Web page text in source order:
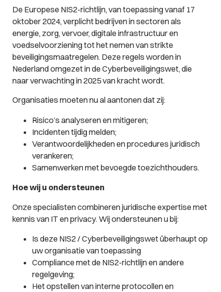
De Europese NIS2-richtlijn, van toepassing vanaf 17
oktober 2024, verplicht bedrijven in sectoren als
energie, zorg, vervoer, digitale infrastructuur en
voedselvoorziening tot het nemen van strikte
beveiligingsmaatregelen. Deze regels worden in
Nederland omgezet in de Cyberbeveiligingswet, die
naar verwachting in 2025 van kracht wordt.
Organisaties moeten nu al aantonen dat zij:
Risico’s analyseren en mitigeren;
Incidenten tijdig melden;
Verantwoordelijkheden en procedures juridisch
verankeren;
Samenwerken met bevoegde toezichthouders.
Hoe wij u ondersteunen
Onze specialisten combineren juridische expertise met
kennis van IT en privacy. Wij ondersteunen u bij:
Is deze NIS2 / Cyberbeveiligingswet überhaupt op
uw organisatie van toepassing
Compliance met de NIS2-richtlijn en andere
regelgeving;
Het opstellen van interne protocollen en